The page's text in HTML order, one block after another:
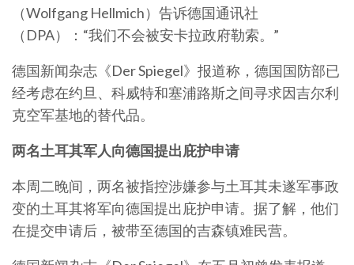
（Wolfgang Hellmich）告诉德国通讯社
（DPA）：“我们不会被安卡拉政府勒索。”
德国新闻杂志《Der Spiegel》报道称，德国国防部已
经考虑在约旦、科威特和塞浦路斯之间寻求因吉尔利
克空军基地的替代品。
两名土耳其军人向德国提出庇护申请
本周二晚间，两名被指控涉嫌参与土耳其未遂军事政
变的土耳其将军向德国提出庇护申请。据了解，他们
在提交申请后，被带至德国的吉森镇难民营。